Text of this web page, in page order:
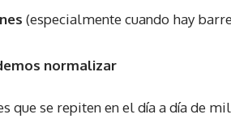
(especialmente cuando hay
normalizar
que se repiten en el día a día de